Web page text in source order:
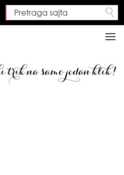
Search form
Pretraga sajta